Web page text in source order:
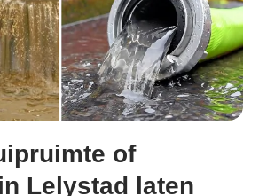
of
Lelystad laten